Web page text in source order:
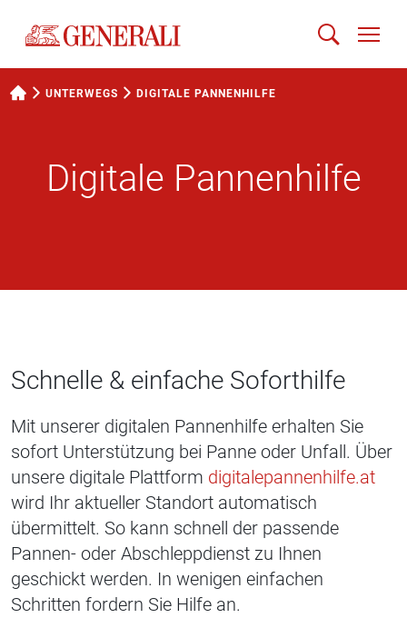
UNTERWEGS DIGITALE PANNENHILFE
Digitale Pannenhilfe
Schnelle & einfache Soforthilfe
Mit unserer digitalen Pannenhilfe erhalten Sie
sofort Unterstützung bei Panne oder Unfall. Über
unsere digitale Plattform digitalepannenhilfe.at
wird Ihr aktueller Standort automatisch
übermittelt. So kann schnell der passende
Pannen- oder Abschleppdienst zu Ihnen
geschickt werden. In wenigen einfachen
Schritten fordern Sie Hilfe an.